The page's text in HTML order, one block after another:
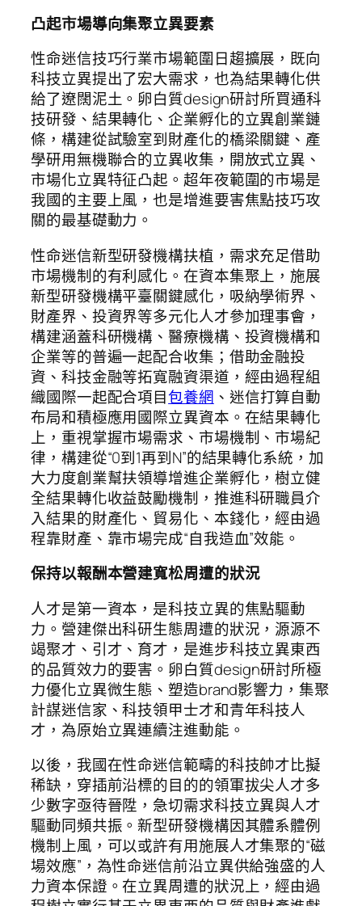
凸起市場導向集聚立異要素
性命迷信技巧行業市場範圍日趨擴展，既向
科技立異提出了宏大需求，也為結果轉化供
給了遼闊泥土。卵白質design研討所買通科
技研發、結果轉化、企業孵化的立異創業鏈
條，構建從試驗室到財產化的橋梁關鍵、產
學研用無機聯合的立異收集，開放式立異、
市場化立異特征凸起。超年夜範圍的市場是
我國的主要上風，也是增進要害焦點技巧攻
關的最基礎動力。
性命迷信新型研發機構扶植，需求充足借助
市場機制的有利感化。在資本集聚上，施展
新型研發機構平臺關鍵感化，吸納學術界、
財產界、投資界等多元化人才參加理事會，
構建涵蓋科研機構、醫療機構、投資機構和
企業等的普遍一起配合收集；借助金融投
資、科技金融等拓寬融資渠道，經由過程組
織國際一起配合項目包養網 、迷信打算自動
布局和積極應用國際立異資本。在結果轉化
上，重視掌握市場需求、市場機制、市場紀
律，構建從“0到1再到N”的結果轉化系統，加
大力度創業幫扶領導增進企業孵化，樹立健
全結果轉化收益鼓勵機制，推進科研職員介
入結果的財產化、貿易化、本錢化，經由過
程靠財產、靠市場完成“自我造血”效能。
保持以報酬本營建寬松周遭的狀況
人才是第一資本，是科技立異的焦點驅動
力。營建傑出科研生態周遭的狀況，源源不
竭聚才、引才、育才，是進步科技立異東西
的品質效力的要害。卵白質design研討所極
力優化立異微生態、塑造brand影響力，集聚
計謀迷信家、科技領甲士才和青年科技人
才，為原始立異連續注進動能。
以後，我國在性命迷信範疇的科技帥才比擬
稀缺，穿插前沿標的目的的領軍拔尖人才多
少數字亟待晉陞，急切需求科技立異與人才
驅動同頻共振。新型研發機構因其體系體例
機制上風，可以或許有用施展人才集聚的“磁
場效應”，為性命迷信前沿立異供給強盛的人
力資本保證。在立異周遭的狀況上，經由過